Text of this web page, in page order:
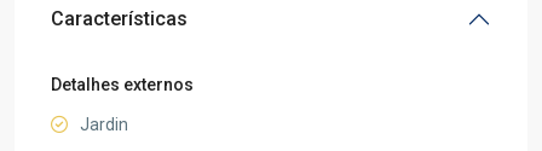
Características
Detalhes externos
Jardin